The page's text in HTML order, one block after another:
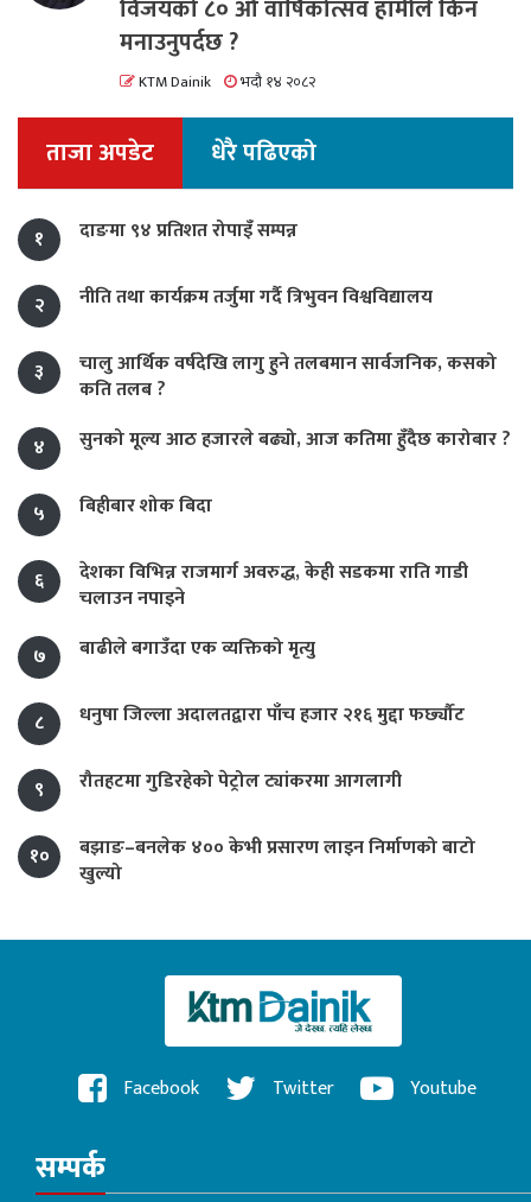
विजयको ८० औं वार्षिकोत्सव हामीले किन
मनाउनुपर्दछ ?
KTM Dainik भदौ १४ २०८२
ताजा अपडेट धेरै पढिएको
१ दाङमा ९४ प्रतिशत रोपाइँ सम्पन्न
२ नीति तथा कार्यक्रम तर्जुमा गर्दै त्रिभुवन विश्वविद्यालय
३
चालु आर्थिक वर्षदेखि लागु हुने तलबमान सार्वजनिक, कसको
कति तलब ?
४
सुनको मूल्य आठ हजारले बढ्यो, आज कतिमा हुँदैछ कारोबार ?
५ बिहीबार शोक बिदा
६
देशका विभिन्न राजमार्ग अवरुद्ध, केही सडकमा राति गाडी
चलाउन नपाइने
७
बाढीले बगाउँदा एक व्यक्तिको मृत्यु
८ धनुषा जिल्ला अदालतद्वारा पाँच हजार २१६ मुद्दा फर्छ्यौट
९ रौतहटमा गुडिरहेको पेट्रोल ट्यांकरमा आगलागी
१०
बझाङ–बनलेक ४०० केभी प्रसारण लाइन निर्माणको बाटो
खुल्यो
Facebook Twitter Youtube
सम्पर्क